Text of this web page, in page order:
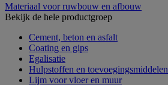
Materiaal voor ruwbouw en afbouw
Bekijk de hele productgroep
Cement, beton en asfalt
Coating en gips
Egalisatie
Hulpstoffen en toevoegingsmiddelen
Lijm voor vloer en muur